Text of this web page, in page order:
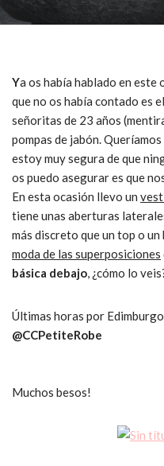
Ya os había hablado en
que no os había contado es
señoritas de 23 años
pompas de jabón.
estoy muy segura de que
os puedo asegurar es que
En esta ocasión llevo un
tiene unas aberturas
más discreto que un top o
moda de las superposiciones
básica debajo, ¿cómo lo
Últimas horas por
@CCPetiteRobe
Muchos besos!